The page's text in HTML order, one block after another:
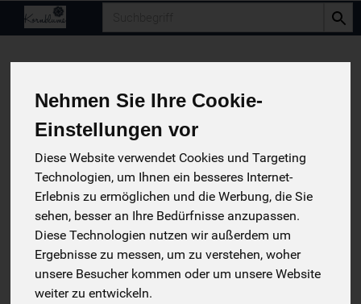
Nehmen Sie Ihre Cookie-
Einstellungen vor
Diese Website verwendet Cookies und Targeting
Technologien, um Ihnen ein besseres Internet-
Erlebnis zu ermöglichen und die Werbung, die Sie
sehen, besser an Ihre Bedürfnisse anzupassen.
Diese Technologien nutzen wir außerdem um
Ergebnisse zu messen, um zu verstehen, woher
unsere Besucher kommen oder um unsere Website
weiter zu entwickeln.
Tomaten getrocknet